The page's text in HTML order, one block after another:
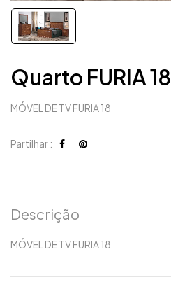
Quarto FURIA 18
MÓVEL DE TV FURIA 18
Partilhar :
Descrição
MÓVEL DE TV FURIA 18